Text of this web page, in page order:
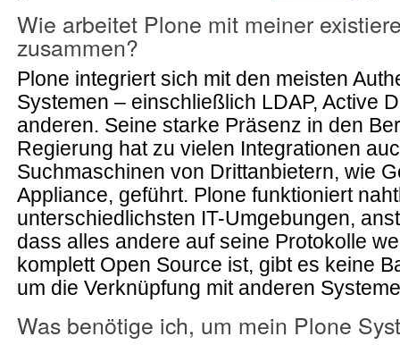
Wie arbeitet Plone mit meiner
zusammen?
Plone integriert sich mit den meisten
Systemen – einschließlich LDAP, Active
anderen. Seine starke Präsenz in den
Regierung hat zu vielen Integrationen
Suchmaschinen von Drittanbietern, wie
Appliance, geführt. Plone funktioniert
unterschiedlichsten IT-Umgebungen,
dass alles andere auf seine Protokolle
komplett Open Source ist, gibt es keine
um die Verknüpfung mit anderen
Was benötige ich, um mein Plone